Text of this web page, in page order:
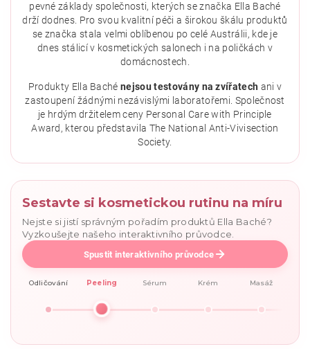
Vložením hodnocení souhlasíte sezásadami ochrany
pevné základy společnosti, kterých se značka Ella Baché
drží dodnes. Pro svou kvalitní péči a širokou škálu produktů
se značka stala velmi oblíbenou po celé Austrálii, kde je
dnes stálicí v kosmetických salonech i na poličkách v
domácnostech.
Produkty Ella Bachénejsou testovány na zvířatech ani v
zastoupení žádnými nezávislými laboratořemi. Společnost
je hrdým držitelem ceny Personal Care with Principle
Award, kterou představila The National Anti-Vivisection
Society.
Sestavte si kosmetickou rutinu na míru
Nejste si jistí správným pořadím produktů Ella Baché?
Vyzkoušejte našeho interaktivního průvodce.
Spustit interaktivního průvodce
Odličování Peeling Sérum Krém Masáž